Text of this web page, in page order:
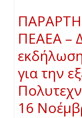
ΠΕΑΕΑ –
για την
16